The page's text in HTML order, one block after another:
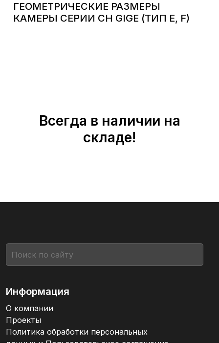
ГЕОМЕТРИЧЕСКИЕ РАЗМЕРЫ
КАМЕРЫ СЕРИИ CH GIGE (ТИП E, F)
Всегда в наличии на
складе!
Информация
О компании
Проекты
Политика обработки персональных